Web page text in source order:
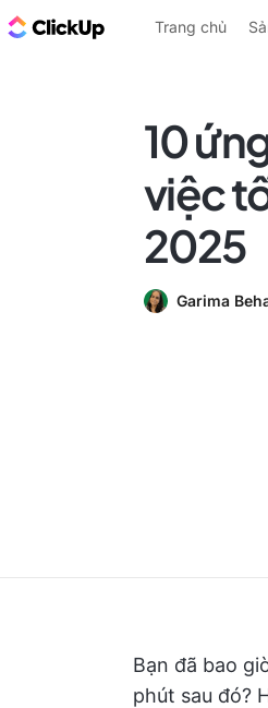
ClickUp Blog
Trang chủ
10
việc
2025
Garima
Bạn đã bao
phút sau đó?